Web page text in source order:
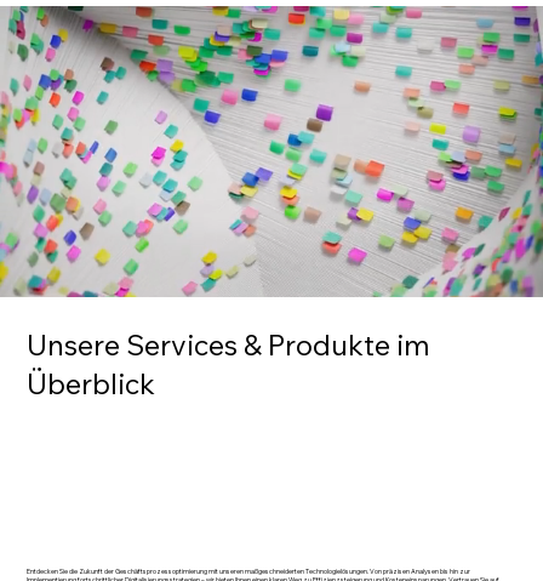
Unsere Services & Produkte im
Überblick
Entdecken Sie die Zukunft der Geschäftsprozessoptimierung mit unseren maßgeschneiderten Technologielösungen. Von präzisen Analysen bis hin zur